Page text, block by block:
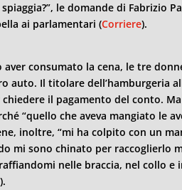
le domande di Fabrizio
ai parlamentari (Corriere).
aver consumato la cena, le tre
auto. Il titolare dell’hamburgeria
chiedere il pagamento del conto.
“quello che aveva mangiato le
inoltre, “mi ha colpito con un
mi sono chinato per raccoglierlo
nelle braccia, nel collo e